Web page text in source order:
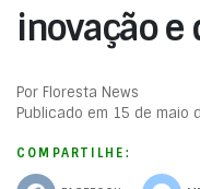
inovação
Por Floresta News
Publicado em 15 de maio
COMPARTILHE: